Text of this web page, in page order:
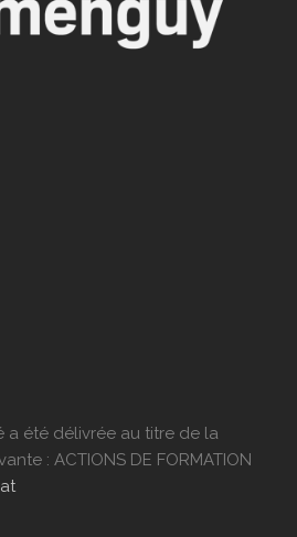
a été délivrée au titre de la
: ACTIONS DE FORMATION